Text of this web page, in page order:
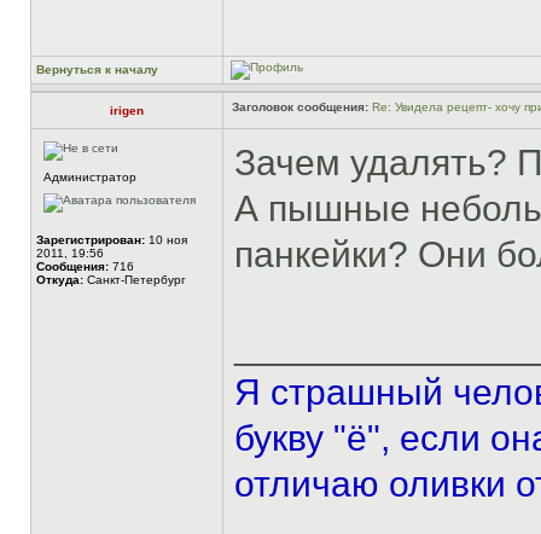
Вернуться к началу
irigen Заголовок сообщения: Re: Увидела рецепт- хочу
Администратор
Зарегистрирован: 10 ноя
2011, 19:56
Сообщения: 716
Откуда: Санкт-Петербург
Зачем удалять?
А пышные
панкейки? Они
Я страшный
букву "ё", если
отличаю оливки